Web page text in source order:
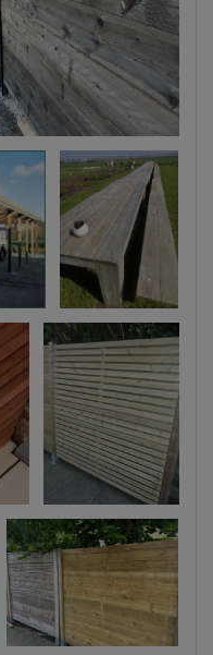
met alu paal
SteigerhoutÂ
De Strada !